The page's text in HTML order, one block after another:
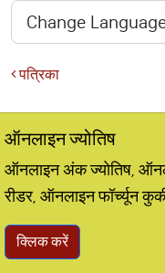
पत्रिका
ऑनलाइन ज्योतिष
ऑनलाइन अंक ज्योतिष,
रीडर, ऑनलाइन फॉर्च्यून
क्लिक करें